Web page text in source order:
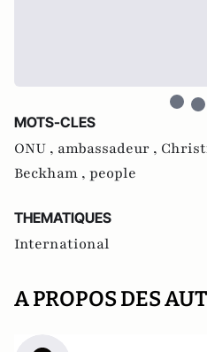
MOTS-CLES
ONU , ambassadeur ,
Beckham , people
THEMATIQUES
International
A PROPOS DES